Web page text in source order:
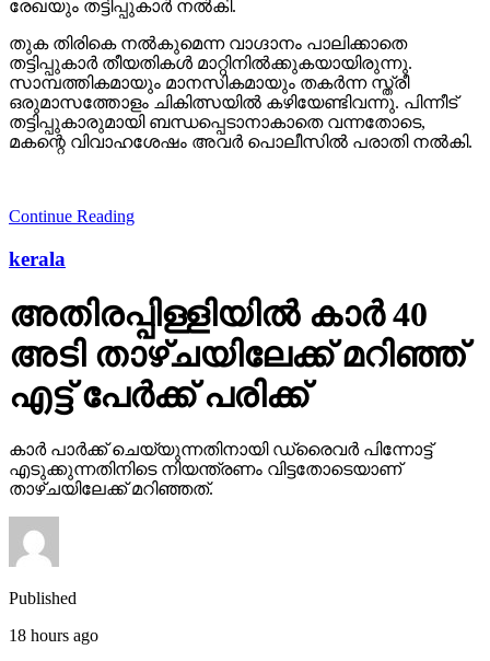
രേഖയും തട്ടിപ്പുകാര്‍ നല്‍കി.
തുക തിരികെ നല്‍കുമെന്ന വാഗ്ദാനം പാലിക്കാതെ
തട്ടിപ്പുകാര്‍ തീയതികള്‍ മാറ്റിനില്‍ക്കുകയായിരുന്നു.
സാമ്പത്തികമായും മാനസികമായും തകര്‍ന്ന സ്ത്രീ
ഒരുമാസത്തോളം ചികിത്സയില്‍ കഴിയേണ്ടിവന്നു. പിന്നീട്
തട്ടിപ്പുകാരുമായി ബന്ധപ്പെടാനാകാതെ വന്നതോടെ,
മകന്റെ വിവാഹശേഷം അവര്‍ പൊലീസില്‍ പരാതി നല്‍കി.
Continue Reading
kerala
അതിരപ്പിള്ളിയില്‍ കാര്‍ 40
അടി താഴ്ചയിലേക്ക് മറിഞ്ഞ്
എട്ട് പേര്‍ക്ക് പരിക്ക്
കാര്‍ പാര്‍ക്ക് ചെയ്യുന്നതിനായി ഡ്രൈവര്‍ പിന്നോട്ട്
എടുക്കുന്നതിനിടെ നിയന്ത്രണം വിട്ടതോടെയാണ്
താഴ്ചയിലേക്ക് മറിഞ്ഞത്.
Published
18 hours ago